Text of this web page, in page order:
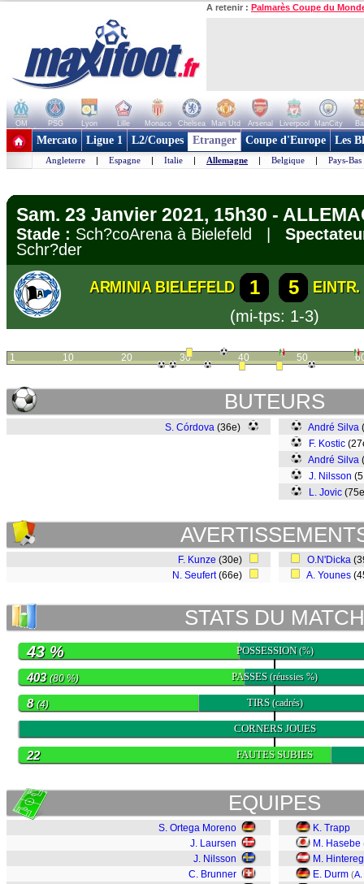
A retenir : Palmarès Coupe du
OM PSG Lyon Lille Monaco Chelsea Man Utd Arsenal Liverpool ManCity
+ de clubs
Mercato Ligue 1 L2/Coupes Etranger Coupe d'Europe Les
Angleterre | Espagne | Italie | Allemagne | Belgique | Pays-Bas
Sam. 23 Janvier 2021, 15h30 -
Stade : Sch?coArena à Bielefeld |
Schr?der
ARMINIA BIELEFELD 1 5
(mi-tps: 1-3)
1 10 20 30 40 50
BUTEURS
S. Córdova (36e) André Silva
F. Kostic
André Silva
J. Nilsson
L. Jovic
F. Kunze (30e)
N. Seufert(66e)
O.N'Dicka
A. Younes
STATS DU MATCH
POSSESSION(%)
43 %
PASSES(réussies %)
403(80 %)
TIRS(cadrés)
8(4)
CORNERS JOUES
FAUTES SUBIES
22
EQUIPES
S. Ortega Moreno
J. Laursen
J. Nilsson
C. Brunner
K. Trapp
M. Hasebe
M.
E. Durm (A.